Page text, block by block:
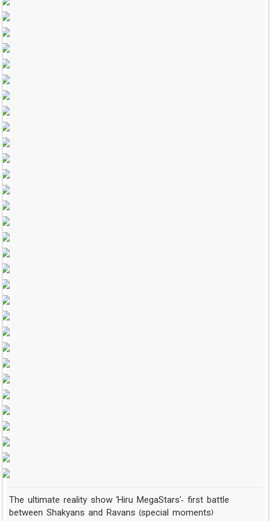
The ultimate reality show 'Hiru MegaStars'- first battle
between Shakyans and Ravans (special moments)